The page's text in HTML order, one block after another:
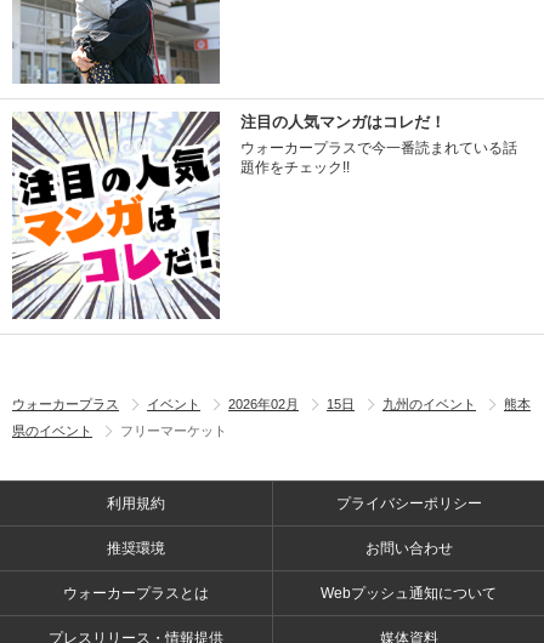
注目の人気マンガはコレだ！
ウォーカープラスで今一番読まれている話
題作をチェック!!
ウォーカープラス イベント 2026年02月 15日 九州のイベント
熊本
県のイベント
フリーマーケット
利用規約 プライバシーポリシー
推奨環境 お問い合わせ
ウォーカープラスとは Webプッシュ通知について
プレスリリース・情報提供 媒体資料